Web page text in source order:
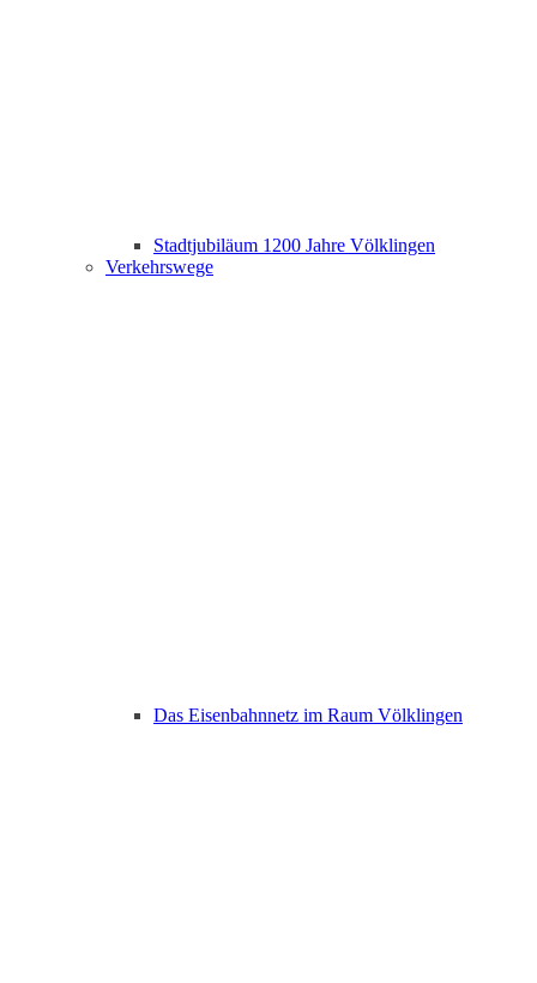
Stadtjubiläum 1200 Jahre Völklingen
Verkehrswege
Das Eisenbahnnetz im Raum Völklingen